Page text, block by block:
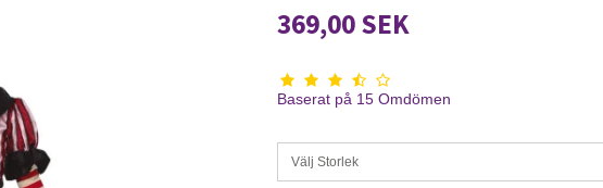
369,00 SEK
Baserat på 15 Omdömen
Välj Storlek